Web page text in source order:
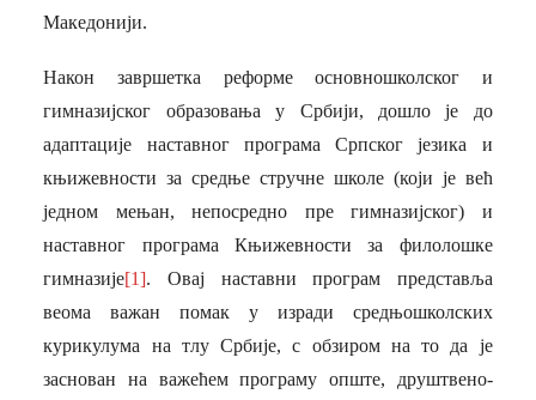
Македонији.
Након завршетка реформе основношколског и
гимназијског образовања у Србији, дошло је до
адаптације наставног програма
Српског језика и
књижевности за средње стручне школе (који је већ
једном мењан, непосредно пре гимназијског) и
наставног програма Књижевности за филолошке
гимназије[1]. Овај наставни програм представља
веома важан помак у изради средњошколских
курикулума на тлу Србије, с обзиром на то да је
заснован на важећем програму опште, друштвено-